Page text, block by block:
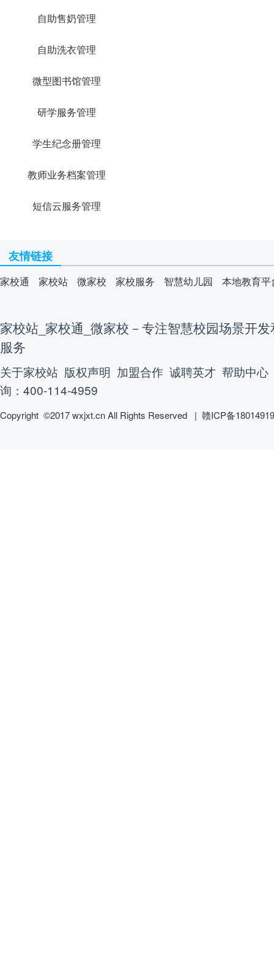
自助售奶管理
自助洗衣管理
微型图书馆管理
研学服务管理
学生纪念册管理
教师业务档案管理
短信云服务管理
友情链接
家校通 家校站 微家校 家校服务 智慧幼儿园 本地教育平
家校站_家校通_微家校－专注智慧校园场景开
服务
关于家校站 版权声明 加盟合作 诚聘英才 帮助中心
询：400-114-4959
Copyright ©2017 wxjxt.cn All Rights Reserved | 赣ICP备